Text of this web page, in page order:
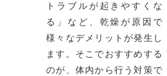
トラブルが起きやすくな
る」など、乾燥が原因で
様々なデメリットが発生し
ます。そこでおすすめする
のが、体内から行う対策で